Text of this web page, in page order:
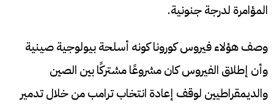
المؤامرة لدرجة جنونية.
وصف هؤلاء فيروس كورونا كونه أسلحة بيولوجية صينية
وأن إطلاق الفيروس كان مشروعًا مشتركًا بين الصين
والديمقراطيين لوقف إعادة انتخاب ترامب من خلال تدمير